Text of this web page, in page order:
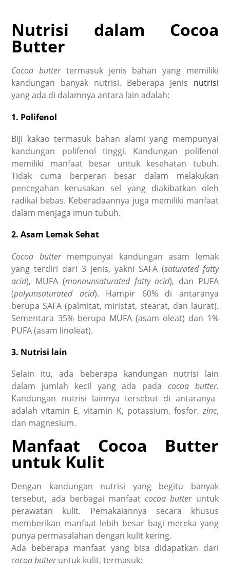
Nutrisi dalam Cocoa
Butter
Cocoa buttertermasuk jenis bahan yang memiliki
kandungan banyak nutrisi. Beberapa jenis nutrisi
yang ada di dalamnya antara lain adalah:
1. Polifenol
Biji kakao termasuk bahan alami yang mempunyai
kandungan polifenol tinggi. Kandungan polifenol
memiliki manfaat besar untuk kesehatan tubuh.
Tidak cuma berperan besar dalam melakukan
pencegahan kerusakan sel yang diakibatkan oleh
radikal bebas. Keberadaannya juga memiliki manfaat
dalam menjaga imun tubuh.
2. Asam Lemak Sehat
Cocoa buttermempunyai kandungan asam lemak
yang terdiri dari 3 jenis, yakni SAFA (saturated fatty
acid), MUFA (monounsaturated fatty acid), dan PUFA
(polyunsaturated acid). Hampir 60% di antaranya
berupa SAFA (palmitat, miristat, stearat, dan laurat).
Sementara 35% berupa MUFA (asam oleat) dan 1%
PUFA (asam linoleat).
3. Nutrisi lain
Selain itu, ada beberapa kandungan nutrisi lain
dalam jumlah kecil yang ada pada cocoa butter.
Kandungan nutrisi lainnya tersebut di antaranya
adalah vitamin E, vitamin K, potassium, fosfor, zinc,
dan magnesium.
Manfaat Cocoa Butter
untuk Kulit
Dengan kandungan nutrisi yang begitu banyak
tersebut, ada berbagai manfaatcocoa butter untuk
perawatan kulit. Pemakaiannya secara khusus
memberikan manfaat lebih besar bagi mereka yang
punya permasalahan dengan kulit kering.
Ada beberapa manfaat yang bisa didapatkan dari
cocoa butteruntuk kulit, termasuk: